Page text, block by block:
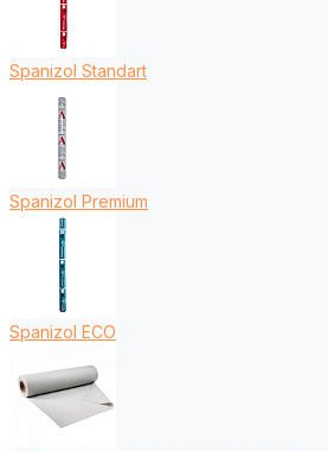
Spanizol Standart
Spanizol Premium
Spanizol ECO